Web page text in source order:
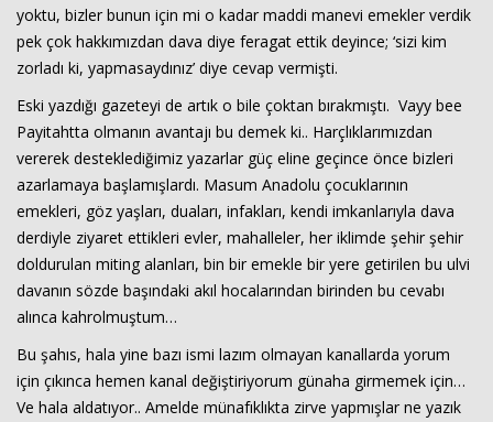
yoktu, bizler bunun için mi o kadar maddi manevi emekler verdik
pek çok hakkımızdan dava diye feragat ettik deyince; ‘sizi kim
zorladı ki, yapmasaydınız’ diye cevap vermişti.
Eski yazdığı gazeteyi de artık o bile çoktan bırakmıştı. Vayy bee
Payitahtta olmanın avantajı bu demek ki.. Harçlıklarımızdan
vererek desteklediğimiz yazarlar güç eline geçince önce bizleri
azarlamaya başlamışlardı. Masum Anadolu çocuklarının
emekleri, göz yaşları, duaları, infakları, kendi imkanlarıyla dava
derdiyle ziyaret ettikleri evler, mahalleler, her iklimde şehir şehir
doldurulan miting alanları, bin bir emekle bir yere getirilen bu ulvi
davanın sözde başındaki akıl hocalarından birinden bu cevabı
alınca kahrolmuştum…
Bu şahıs, hala yine bazı ismi lazım olmayan kanallarda yorum
için çıkınca hemen kanal değiştiriyorum günaha girmemek için…
Ve hala aldatıyor.. Amelde münafıklıkta zirve yapmışlar ne yazık